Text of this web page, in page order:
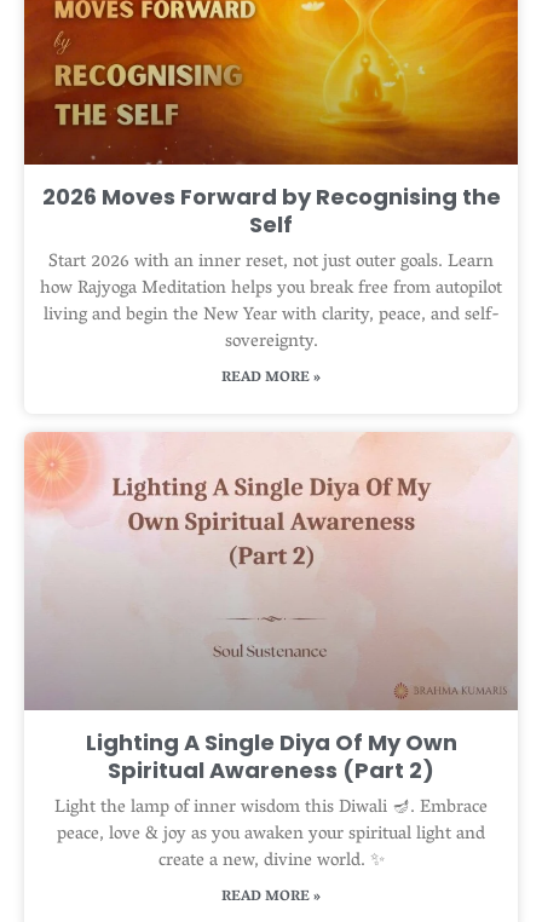
2026 Moves Forward by Recognising the
Self
Start 2026 with an inner reset, not just outer goals. Learn
how Rajyoga Meditation helps you break free from autopilot
living and begin the New Year with clarity, peace, and self-
sovereignty.
READ MORE »
Lighting A Single Diya Of My Own
Spiritual Awareness (Part 2)
Light the lamp of inner wisdom this Diwali 🪔. Embrace
peace, love & joy as you awaken your spiritual light and
create a new, divine world. ✨
READ MORE »